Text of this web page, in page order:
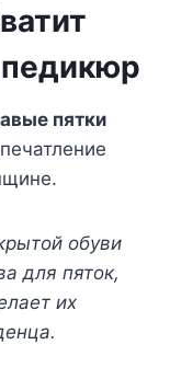
педикюр
пятки
обуви
для пяток,
их